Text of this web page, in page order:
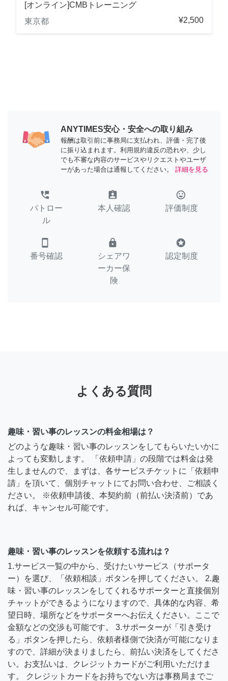
[オンライン]CMBトレーニング
東京都
¥2,500
ANYTIMES安心・安全への取り組み
報酬は取引前に事務局に支払われ、評価・完了後
に振り込まれます。利用規約違反の恐れや、少し
でも不審な内容のサービスやリクエストやユーザ
ーがあった場合は通報してください。
詳細を見る
perm_phone_msg
パトロー
ル
assignment_ind
本人確認
tag_faces
評価制度
smartphone
番号確認
lock
シェアワ
ーカー保
険
stars
認定制度
よくある質問
趣味・習い事のレッスンの料金相場は？
どのような趣味・習い事のレッスンをしてもらいたいかに
よっても変動します。 「依頼申請」の段階では料金は発
生しませんので、まずは、各サービスチケットに「依頼申
請」を頂いて、個別チャットにてお問い合わせ、ご相談く
ださい。 ※依頼申請後、本契約前（前払い決済前）であ
れば、キャンセル可能です。
趣味・習い事のレッスンを依頼する流れは？
1.サービス一覧の中から、受けたいサービス（サポータ
ー）を選び、「依頼相談」ボタンを押してください。 2.趣
味・習い事のレッスンをしてくれるサポーターと直接個別
チャットができるようになりますので、具体的な内容、希
望日時、場所などをサポーターへお伝えください。ここで
金額などの交渉も可能です。 3.サポーターが「引き受け
る」ボタンを押したら、依頼者様側で決済が可能になりま
すので、詳細が決まりましたら、前払い決済をしてくださ
い。お支払いは、クレジットカードがご利用いただけま
す。 クレジットカードをお持ちでない方は事務局までご